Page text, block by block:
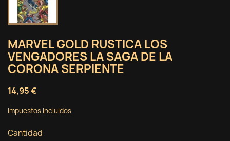
MARVEL GOLD RUSTICA LOS
VENGADORES LA SAGA DE LA
CORONA SERPIENTE
14,95 €
Impuestos incluidos
Cantidad